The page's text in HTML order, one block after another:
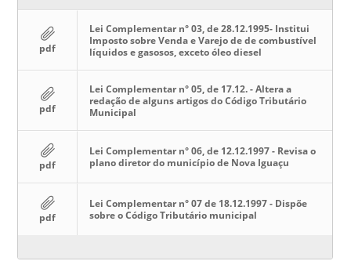
pdf
Lei Complementar n° 03, de 28.12.1995- Institui
Imposto sobre Venda e Varejo de de combustível
líquidos e gasosos, exceto óleo diesel
pdf
Lei Complementar n° 05, de 17.12. - Altera a
redação de alguns artigos do Código Tributário
Municipal
pdf
Lei Complementar n° 06, de 12.12.1997 - Revisa o
plano diretor do município de Nova Iguaçu
pdf
Lei Complementar n° 07 de 18.12.1997 - Dispõe
sobre o Código Tributário municipal